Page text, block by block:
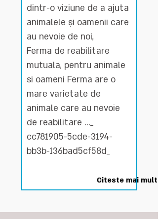
dintr-o viziune de a ajuta
animalele și oamenii care
au nevoie de noi,
Ferma de reabilitare
mutuala, pentru animale
si oameni Ferma are o
mare varietate de
animale care au nevoie
de reabilitare ..._
cc781905-5cde-3194-
bb3b-136bad5cf58d_
Citeste mai mult